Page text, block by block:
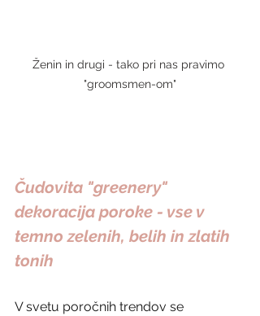
Ženin in drugi - tako pri nas pravimo
"groomsmen-om"
Čudovita "greenery"
dekoracija poroke - vse v
temno zelenih, belih in zlatih
tonih
V svetu poročnih trendov se